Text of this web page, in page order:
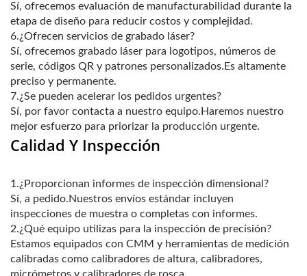
Sí, ofrecemos evaluación de manufacturabilidad durante la
etapa de diseño para reducir costos y complejidad.
6.¿Ofrecen servicios de grabado láser?
Sí, ofrecemos grabado láser para logotipos, números de
serie, códigos QR y patrones personalizados.Es altamente
preciso y permanente.
7.¿Se pueden acelerar los pedidos urgentes?
Sí, por favor contacta a nuestro equipo.Haremos nuestro
mejor esfuerzo para priorizar la producción urgente.
Calidad Y Inspección
1.¿Proporcionan informes de inspección dimensional?
Sí, a pedido.Nuestros envíos estándar incluyen
inspecciones de muestra o completas con informes.
2.¿Qué equipo utilizas para la inspección de precisión?
Estamos equipados con CMM y herramientas de medición
calibradas como calibradores de altura, calibradores,